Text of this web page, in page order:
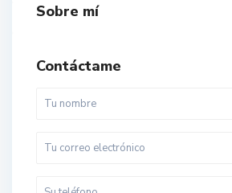
Sobre mí
Contáctame